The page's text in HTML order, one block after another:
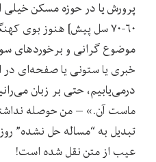
پرورش یا در حوزه مسکن خیلی
۶۰-۷۰ سل پیش] هنوز بوی
موضوع گرانی و برخوردهای
خبری یا ستونی یا صفحه‌ای در
درمی‌یابیم، حتی بر زبان
ماست آن.» – من حوصله
تبدیل به “مساله حل نشده”
عیب از متن نقل شده است!